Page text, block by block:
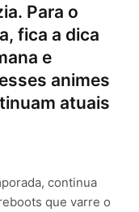
Para o
fica a dica
e
animes
atuais
continua
que varre o